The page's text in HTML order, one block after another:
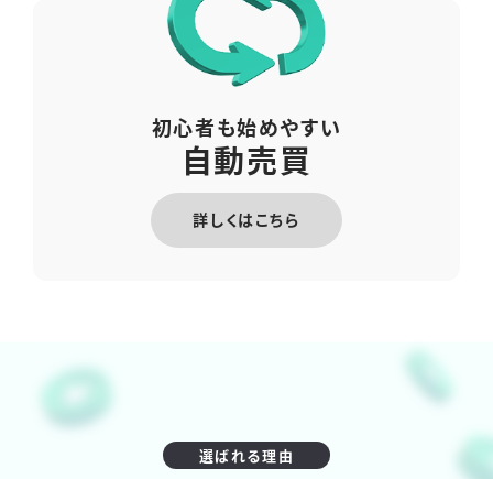
初心者も始めやすい
自動売買
詳しくはこちら
選ばれる理由